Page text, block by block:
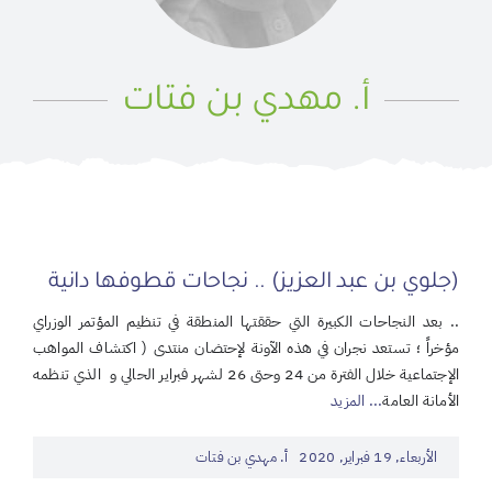
أ. مهدي بن فتات
(جلوي بن عبد العزيز) .. نجاحات قطوفها دانية
.. بعد النجاحات الكبيرة التي حققتها المنطقة في تنظيم المؤتمر الوزراي
مؤخراً ؛ تستعد نجران في هذه الآونة لإحتضان منتدى ( اكتشاف المواهب
الإجتماعية خلال الفترة من 24 وحتى 26 لشهر فبراير الحالي و الذي تنظمه
الأمانة العامة... المزيد
الأربعاء, 19 فبراير, 2020 أ. مهدي بن فتات